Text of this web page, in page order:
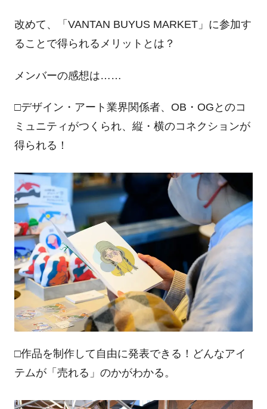
改めて、「VANTAN BUYUS MARKET」に参加す
ることで得られるメリットとは？
メンバーの感想は……
□デザイン・アート業界関係者、OB・OGとのコ
ミュニティがつくられ、縦・横のコネクションが
得られる！
□作品を制作して自由に発表できる！どんなアイ
テムが「売れる」のかがわかる。